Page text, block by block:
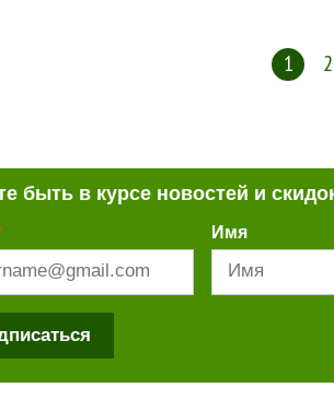
1 2
быть в курсе новостей и
Имя